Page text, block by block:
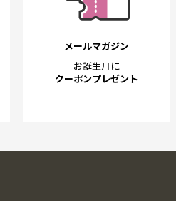
メールマガジン
お誕生月に
クーポンプレゼント